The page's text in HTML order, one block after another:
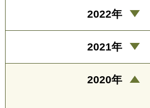
2022年
2021年
2020年